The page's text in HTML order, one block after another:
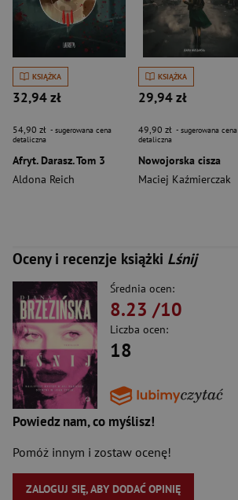
KSIĄŻKA
32,94 zł
54,90 zł - sugerowana cena
detaliczna
Afryt. Darasz. Tom 3
Aldona Reich
KSIĄŻKA
29,94 zł
49,90 zł - sugerowana cena
detaliczna
Nowojorska cisza
Maciej Kaźmierczak
Oceny i recenzje książki Lśnij
Średnia ocen:
8.23 /10
Liczba ocen:
18
Powiedz nam, co myślisz!
Pomóż innym i zostaw ocenę!
ZALOGUJ SIĘ, ABY DODAĆ OPINIĘ